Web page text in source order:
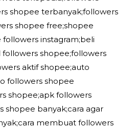
shopee terbanyak;followers
shopee free;shopee
instagram;beli
shopee;followers
aktif shopee;auto
followers shopee
shopee;apk followers
shopee banyak;cara agar
membuat followers